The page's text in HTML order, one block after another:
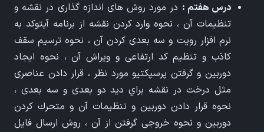
درس هفتم : در مورد روش های اندازه گذاری در نقشه و
تنظيمات آن ، نحوه وارد كردن نقشه از برنامه آيتوكد به
نرم افزار رويت و سه بعدی كردن آن ، نحوه ترسيم سقف
كاذب و تنظيم كد ارتفاعی و ويراش آن ، نحوه ايجاد
دوربين و گرفتن پرسپكتيو مورد نظر ، قرار دادن عناصری
مثل درخت در نقشه براي ديد دو بعدی و سه بعدی ،
نحوه قرار دادن دوربين و تنظيمات آن و متحرك كردن
دوربين و نحوه خروجی گرفتن از آن ، روش ارسال فايل